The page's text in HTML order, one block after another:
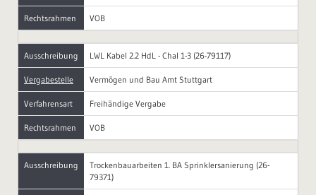
Rechtsrahmen VOB
Ausschreibung LWL Kabel 2.2 HdL - Chal 1-3 (26-79117)
Vergabestelle Vermögen und Bau Amt Stuttgart
Verfahrensart Freihändige Vergabe
Rechtsrahmen VOB
Ausschreibung
Trockenbauarbeiten 1. BA Sprinklersanierung (26-
79371)